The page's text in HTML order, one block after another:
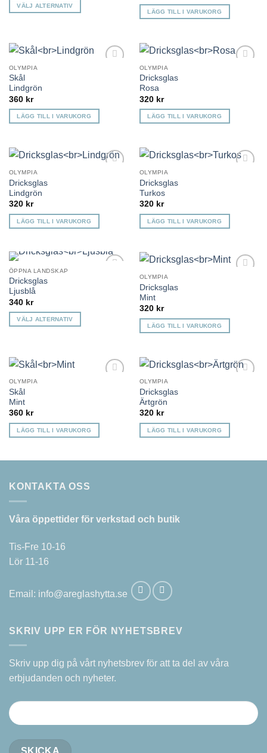
VÄLJ ALTERNATIV
produkten
har
flera
varianter.
De
olika
alternativen
på
produktsidan
LÄGG TILL I VARUKORG
OLYMPIA
Skål
Lindgrön
360 kr
LÄGG TILL I VARUKORG
OLYMPIA
Dricksglas
Rosa
320 kr
LÄGG TILL I VARUKORG
OLYMPIA
Dricksglas
Lindgrön
320 kr
LÄGG TILL I VARUKORG
OLYMPIA
Dricksglas
Turkos
320 kr
LÄGG TILL I VARUKORG
ÖPPNA LANDSKAP
Dricksglas
Ljusblå
340 kr
VÄLJ ALTERNATIV
produkten
har
flera
varianter.
De
alternativen
produktsidan
OLYMPIA
Dricksglas
Mint
320 kr
LÄGG TILL I VARUKORG
OLYMPIA
Skål
Mint
360 kr
LÄGG TILL I VARUKORG
OLYMPIA
Dricksglas
Ärtgrön
320 kr
LÄGG TILL I VARUKORG
KONTAKTA OSS
Våra öppettider för verkstad och butik
Tis-Fre 10-16
Lör 11-16
Email: info@areglashytta.se
SKRIV UPP ER FÖR NYHETSBREV
Skriv upp dig på vårt nyhetsbrev för att ta del av våra
erbjudanden och nyheter.